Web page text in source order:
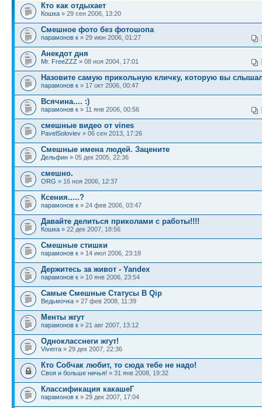
Кто как отдыхает
Кошка » 29 сен 2006, 13:20
Смешное фото без фотошопа
парамонов к » 29 июн 2006, 01:27
Анекдот дня
Mr. FreeZZZ » 08 ноя 2004, 17:01
Назовите самую прикольную кличку, которую вы
парамонов к » 17 окт 2006, 00:47
Всячина.... :)
парамонов к » 11 янв 2006, 00:56
смешные видео от vines
PavelSoloviev » 06 сен 2013, 17:26
Смешные имена людей. Зацените
Дельфин » 05 дек 2005, 22:36
смешно.
ORG » 16 ноя 2006, 12:37
Ксения.....?
парамонов к » 24 фев 2006, 03:47
Давайте делиться приколами с работы!!!!
Кошка » 22 дек 2007, 18:56
Смешные стишки
парамонов к » 14 июл 2006, 23:18
Держитесь за живот - Yandex
парамонов к » 10 янв 2006, 23:54
Самые Смешные Статусы В Qip
Ведьмочка » 27 фев 2008, 11:39
Менты жгут
парамонов к » 21 авг 2007, 13:12
Однокласснеги жгут!
Viverra » 29 дек 2007, 22:36
Кто Собчак любит, то сюда тебе не надо!
Своя и больше ничья! » 31 янв 2008, 19:32
Классификация какашеГ
парамонов к » 29 дек 2007, 17:04